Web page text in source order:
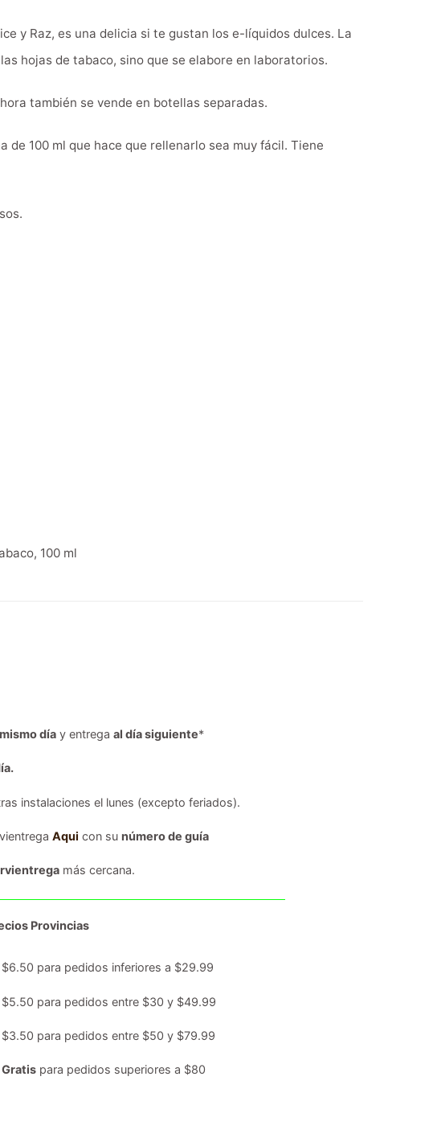
y Raz, es una delicia si te gustan los e-líquidos dulces. La
hojas de tabaco, sino que se elabore en laboratorios.
también se vende en botellas separadas.
de 100 ml que hace que rellenarlo sea muy fácil. Tiene
100 ml
díay entrega al día siguiente*
instalaciones el lunes (excepto feriados).
Aqui con su número de guía
más cercana.
Provincias
$6.50 para pedidos inferiores a $29.99
$5.50 para pedidos entre $30 y $49.99
$3.50 para pedidos entre $50 y $79.99
Gratispara pedidos superiores a $80